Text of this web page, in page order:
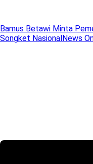
Bamus Betawi Minta
Songket NasionalNews